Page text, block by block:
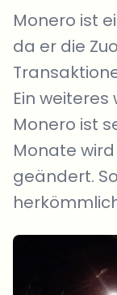
Monero ist
da er die
Ein
Monero ist
Monate
geändert.